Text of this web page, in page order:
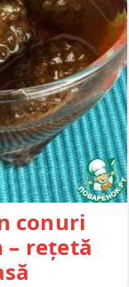
conuri
– rețetă